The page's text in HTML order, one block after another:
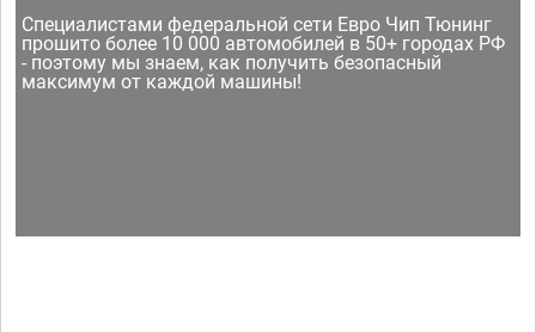
Специалистами федеральной сети Евро Чип Тюнинг
прошито более 10 000 автомобилей в 50+ городах РФ
- поэтому мы знаем, как получить безопасный
максимум от каждой машины!